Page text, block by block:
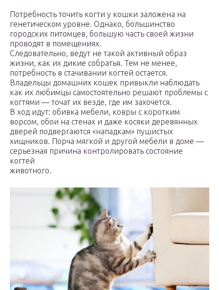
Потребность точить когти у кошки заложена на
генетическом уровне. Однако, большинство
городских питомцев, большую часть своей жизни
проводят в помещениях.
Следовательно, ведут не такой активный образ
жизни, как их дикие собратья. Тем не менее,
потребность в стачивании когтей остается.
Владельцы домашних кошек привыкли наблюдать
как их любимцы самостоятельно решают проблемы с
когтями — точат их везде, где им захочется.
В ход идут: обивка мебели, ковры с коротким
ворсом, обои на стенах и даже косяки деревянных
дверей подвергаются «нападкам» пушистых
хищников. Порча мягкой и другой мебели в доме —
серьезная причина контролировать состояние
когтей
животного.